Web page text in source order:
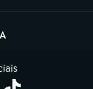
aba)